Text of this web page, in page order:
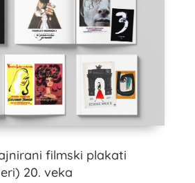
filmski plakati
20. veka